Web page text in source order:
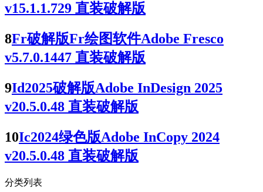
v15.1.1.729 直装破解版
8Fr破解版Fr绘图软件Adobe Fresco
v5.7.0.1447 直装破解版
9Id2025破解版Adobe InDesign 2025
v20.5.0.48 直装破解版
10Ic2024绿色版Adobe InCopy 2024
v20.5.0.48 直装破解版
分类列表